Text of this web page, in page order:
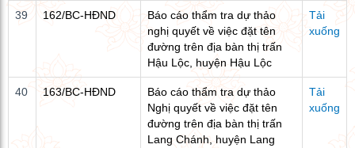
39 162/BC-HĐND
Báo cáo thẩm tra dự thảo
nghị quyết về việc đặt tên
đường trên địa bàn thị trấn
Hậu Lộc, huyện Hậu Lộc
Tải
xuống
40 163/BC-HĐND
Báo cáo thẩm tra dự thảo
Nghị quyết về việc đặt tên
đường trên địa bàn thị trấn
Lang Chánh, huyện Lang
Tải
xuống